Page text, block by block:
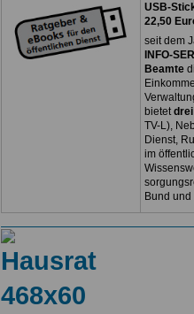
USB-
22,50
seit dem
INFO-
Beamte
bietet
TV-L),
Dienst,
im
Bund